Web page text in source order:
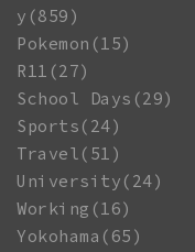
y(859)
Pokemon(15)
R11(27)
School Days(29)
Sports(24)
Travel(51)
University(24)
Working(16)
Yokohama(65)